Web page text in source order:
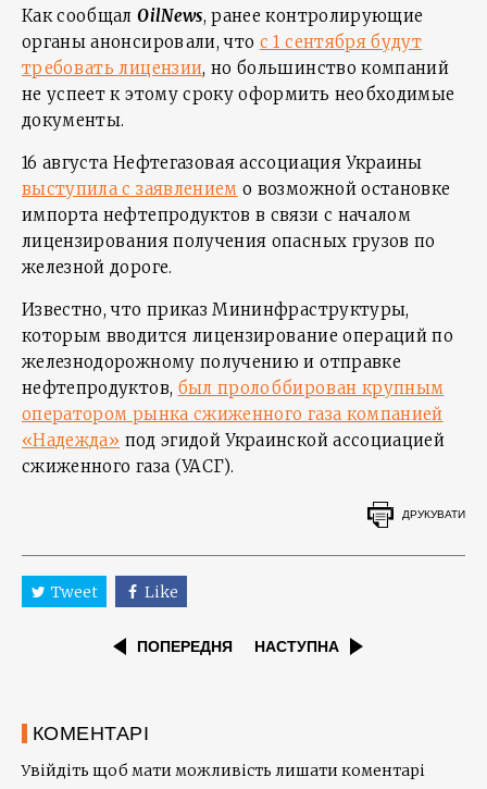
Как сообщалOilNews, ранее контролирующие
органы анонсировали, что с 1 сентября будут
требовать лицензии, но большинство компаний
не успеет к этому сроку оформить необходимые
документы.
16 августа Нефтегазовая ассоциация Украины
выступила с заявлением о возможной остановке
импорта нефтепродуктов в связи с началом
лицензирования получения опасных грузов по
железной дороге.
Известно, что приказ Мининфраструктуры,
которым вводится лицензирование операций по
железнодорожному получению и отправке
нефтепродуктов, был пролоббирован крупным
оператором рынка сжиженного газа компанией
«Надежда» под эгидой Украинской ассоциацией
сжиженного газа (УАСГ).
ДРУКУВАТИ
Tweet Like
ПОПЕРЕДНЯ НАСТУПНА
КОМЕНТАРІ
Увійдіть щоб мати можливість лишати коментарі